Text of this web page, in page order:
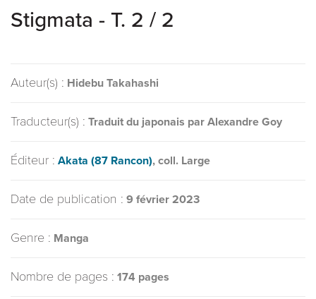
Stigmata - T. 2 / 2
Auteur(s) : Hidebu Takahashi
Traducteur(s) : Traduit du japonais par Alexandre Goy
Éditeur : Akata (87 Rancon), coll. Large
Date de publication : 9 février 2023
Genre : Manga
Nombre de pages : 174 pages